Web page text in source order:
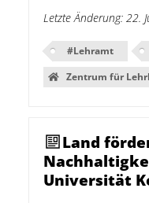
Letzte Änderung: 22.
#Lehramt
Zentrum für
Land
Universität